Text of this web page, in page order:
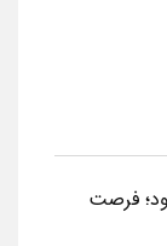
2 شاهرود؛ فرصت